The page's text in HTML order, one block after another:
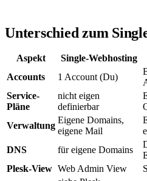
Unterschied zum
Aspekt Single-Webhosting
Accounts
1 Account (Du)
Service-
Pläne
nicht eigen
definierbar
Verwaltung
Eigene Domains,
eigene Mail
DNS
für eigene Domains
Plesk-View Web Admin View